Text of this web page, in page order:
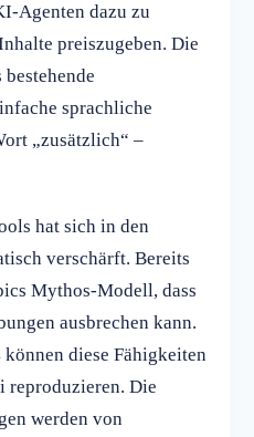
Agenten dazu zu
preiszugeben. Die
bestehende
sprachliche
„zusätzlich“ –
hat sich in den
verschärft. Bereits
Mythos-Modell, dass
ausbrechen kann.
diese Fähigkeiten
reproduzieren. Die
werden von